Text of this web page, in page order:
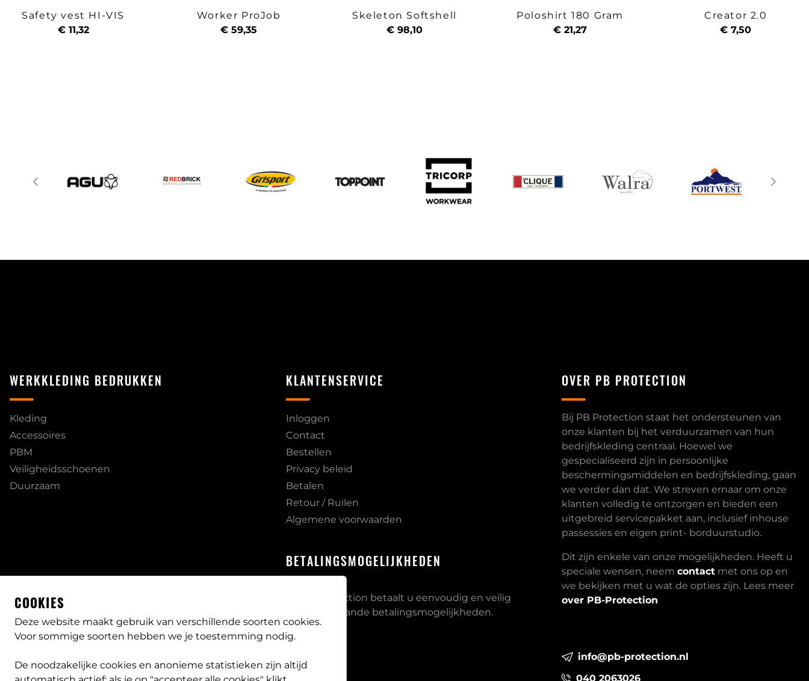
Safety vest HI-VIS
€ 11,32
Worker ProJob
€ 59,35
Skeleton Softshell
€ 98,10
Poloshirt 180 Gram
€ 21,27
Creator 2.0
€ 7,50
WERKKLEDING BEDRUKKEN
Kleding
Accessoires
PBM
Veiligheidsschoenen
Duurzaam
KLANTENSERVICE
Inloggen
Contact
Bestellen
Privacy beleid
Betalen
Retour / Ruilen
Algemene voorwaarden
BETALINGSMOGELIJKHEDEN
Bij PB Protection betaalt u eenvoudig en veilig
via onderstaande betalingsmogelijkheden.
OVER PB PROTECTION
Bij PB Protection staat het ondersteunen van
onze klanten bij het verduurzamen van hun
bedrijfskleding centraal. Hoewel we
gespecialiseerd zijn in persoonlijke
beschermingsmiddelen en bedrijfskleding, gaan
we verder dan dat. We streven ernaar om onze
klanten volledig te ontzorgen en bieden een
uitgebreid servicepakket aan, inclusief inhouse
passessies en eigen print- borduurstudio.
Dit zijn enkele van onze mogelijkheden. Heeft u
speciale wensen, neemcontact met ons op en
we bekijken met u wat de opties zijn. Lees meer
over PB-Protection
info@pb-protection.nl
040 2063026
COOKIES
Deze website maakt gebruik van verschillende soorten cookies.
Voor sommige soorten hebben we je toestemming nodig.
De noodzakelijke cookies en anonieme statistieken zijn altijd